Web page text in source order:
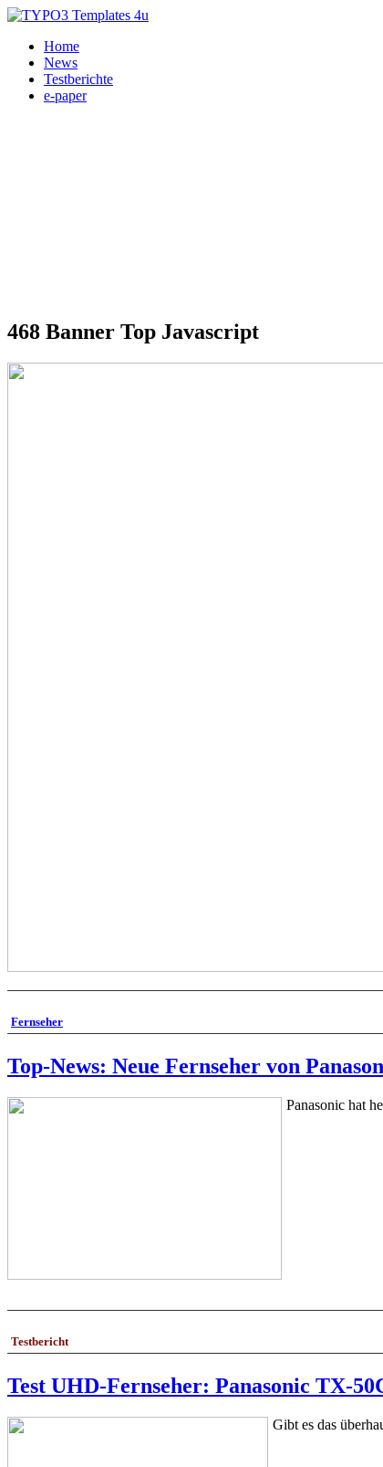
Home
News
Testberichte
e-paper
468 Banner Top Javascript
Fernseher
Top-News: Neue Fernseher von
Panasonic hat
Testbericht
Test UHD-Fernseher: Panasonic TX-
Gibt es das